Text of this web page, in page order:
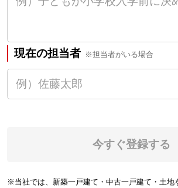
現在の担当者 ※担当者がいる場合
今すぐ登録する
※当社では、新築一戸建て・中古一戸建て・土地